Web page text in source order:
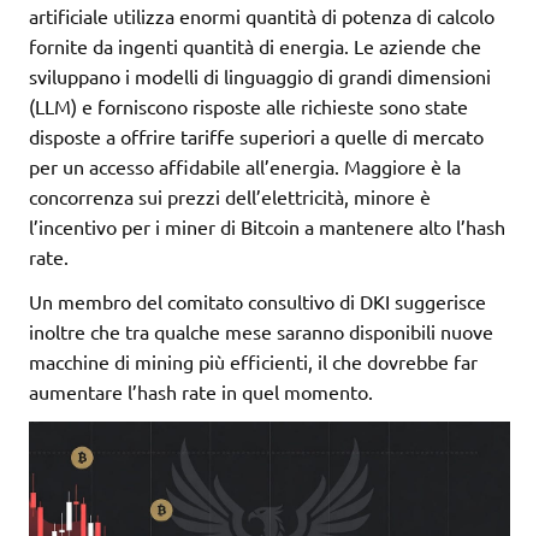
artificiale utilizza enormi quantità di potenza di calcolo
fornite da ingenti quantità di energia. Le aziende che
sviluppano i modelli di linguaggio di grandi dimensioni
(LLM) e forniscono risposte alle richieste sono state
disposte a offrire tariffe superiori a quelle di mercato
per un accesso affidabile all’energia. Maggiore è la
concorrenza sui prezzi dell’elettricità, minore è
l’incentivo per i miner di Bitcoin a mantenere alto l’hash
rate.
Un membro del comitato consultivo di DKI suggerisce
inoltre che tra qualche mese saranno disponibili nuove
macchine di mining più efficienti, il che dovrebbe far
aumentare l’hash rate in quel momento.